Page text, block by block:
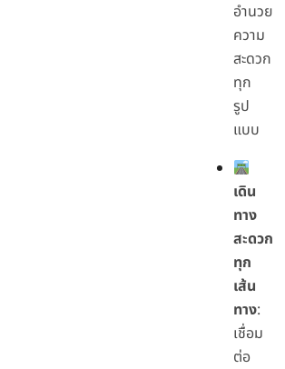
อำนวย
ความ
สะดวก
ทุก
รูป
แบบ
เดิน
ทาง
สะดวก
ทุก
เส้น
ทาง:
เชื่อม
ต่อ